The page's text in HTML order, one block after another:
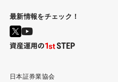
最新情報をチェック！
日本証券業協会